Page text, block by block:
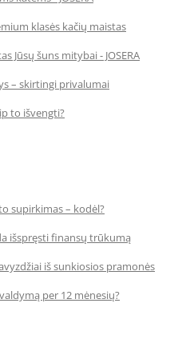
klasės kačių maistas
Jūsų šuns mitybai - JOSERA
– skirtingi privalumai
to išvengti?
supirkimas – kodėl?
išspręsti finansų trūkumą
iš sunkiosios pramonės
per 12 mėnesių?